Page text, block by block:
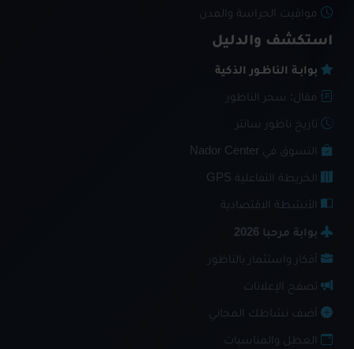
مواقيت الحراسة والمدن
استكشف والدليل
بوابـة الناظـور الذكية
مقال: سحر الناظور
تاريخ ناظور سانتر
التسوق في Nador Center
الخريطة التفاعلية GPS
الأنشطة الاقتصادية
بوابة مرحبا 2026
أفكار واستثمار بالناظور
تصفح الإعلانات
أضف نشاطك المجاني
العطل والمناسبات